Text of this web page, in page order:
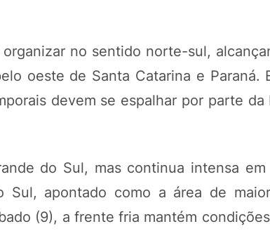
no sentido norte-sul,
oeste de Santa Catarina e Paraná.
devem se espalhar por parte da
do Sul, mas continua intensa em
Sul, apontado como a área de
(9), a frente fria mantém